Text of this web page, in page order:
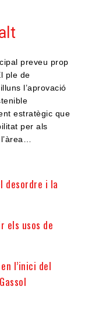
preveu prop
ple de
l’aprovació
estratègic que
per als
desordre i la
els usos de
l’inici del